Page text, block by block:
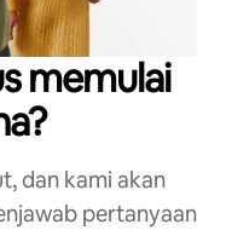
memulai
dan kami akan
pertanyaan